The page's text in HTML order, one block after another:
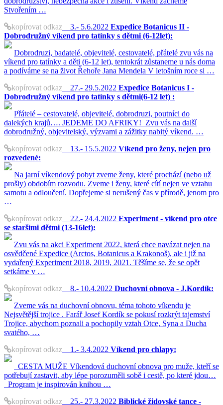
Stvořením …
kopírovat odkaz 3.- 5.6.2022 Expedice Botanicus II -
Dobrodružný víkend pro tatínky s dětmi (6-12let):
Dobrodruzi, badatelé, objevitelé, cestovatelé, přátelé zvu vás na
víkend pro tatínky a děti (6-12 let), tentokrát zůstaneme u nás doma
a podíváme se na život Řehoře Jana Mendela V letošním roce si …
kopírovat odkaz 27.- 29.5.2022 Expedice Botanicus I -
Dobrodružný víkend pro tatínky s dětmi(6-12 let) :
Přátelé – cestovatelé, objevitelé, dobrodruzi, poutníci do
dalekých krajů…. JEDEME DO AFRIKY! Zvu vás na další
dobrodružný, objevitelský, výzvami a zážitky nabitý víkend. …
kopírovat odkaz 13.- 15.5.2022 Víkend pro ženy, nejen pro
rozvedené:
Na jarní víkendový pobyt zveme ženy, které prochází (nebo už
prošly) obdobím rozvodu. Zveme i ženy, které cítí nejen ve vztahu
samotu a odloučení. Dopřejeme si nerušený čas v přírodě, jenom pro
…
kopírovat odkaz 22.- 24.4.2022 Experiment - víkend pro otce
se staršími dětmi (13-16let):
Zvu vás na akci Experiment 2022, která chce navázat nejen na
osvědčené Expedice (Arctos, Botanicus a Krakonoš), ale i již na
vydařený Experiment 2018, 2019, 2021. Těšíme se, že se opět
setkáme v …
kopírovat odkaz 8.- 10.4.2022 Duchovní obnova - J.Kordík:
Zveme vás na duchovní obnovu, téma tohoto víkendu je
Nejsvětější trojice . Farář Josef Kordík se pokusí rozkrýt tajemství
Trojice, abychom poznali a pochopily vztah Otce, Syna a Ducha
svatého, …
kopírovat odkaz 1.- 3.4.2022 Víkend pro chlapy:
CESTA MUŽE Víkendová duchovní obnova pro muže, kteří se
potřebují zastavit, aby lépe porozuměli sobě i cestě, po které jdou…
Program je inspirován knihou …
kopírovat odkaz 25.- 27.3.2022 Biblické židovské tance -